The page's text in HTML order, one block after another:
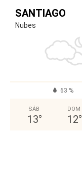
SANTIAGO
Nubes
63 %
SÁB
13°
DOM
12°